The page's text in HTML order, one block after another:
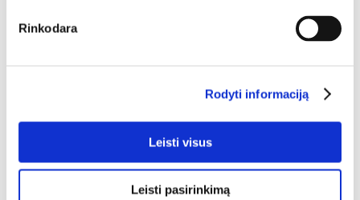
Rinkodara
Rodyti informaciją
Leisti visus
Leisti pasirinkimą